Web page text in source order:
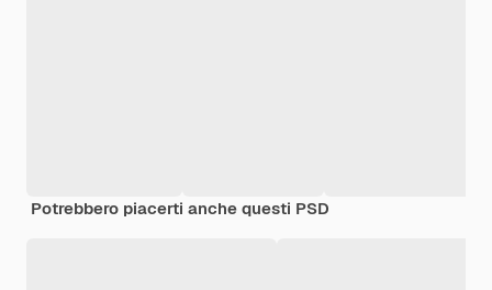
Potrebbero piacerti anche questi PSD